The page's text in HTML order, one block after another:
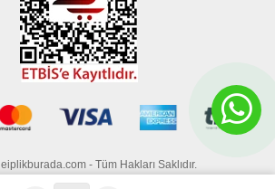
- Tüm Hakları Saklıdır.